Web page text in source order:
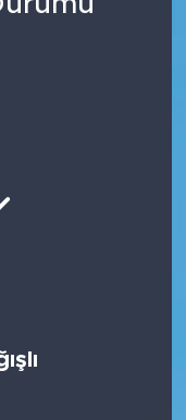
Fikstür